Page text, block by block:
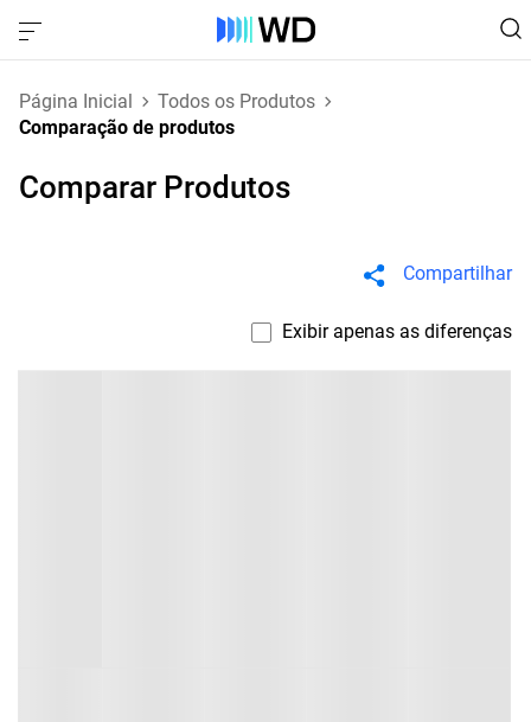
Página Inicial
Todos os Produtos
Comparação de produtos
Comparar Produtos
Compartilhar
Exibir apenas as diferenças